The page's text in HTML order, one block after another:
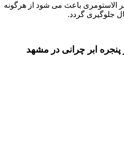
الاستومری باعث می شود از هرگونه
جلوگیری گردد.
ابر چرانی در مشهد